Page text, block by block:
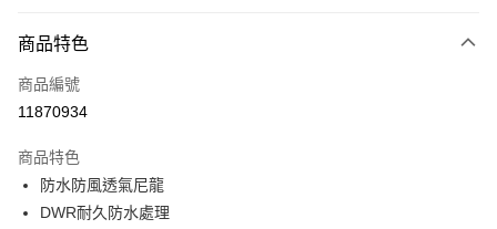
信用卡一次付款
信用卡分期付款
合作金庫商業銀行
華南商業銀行
上海商業儲蓄銀行
LINE Pay
Apple Pay
商品特色
商品編號
11870934
商品特色
防水防風透氣尼龍
DWR耐久防水處理